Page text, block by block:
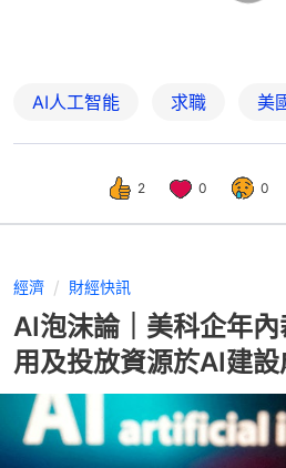
AI人工智能 求職 美
2 0 0
經濟 財經快訊
AI泡沫論｜美科企年
用及投放資源於AI建設